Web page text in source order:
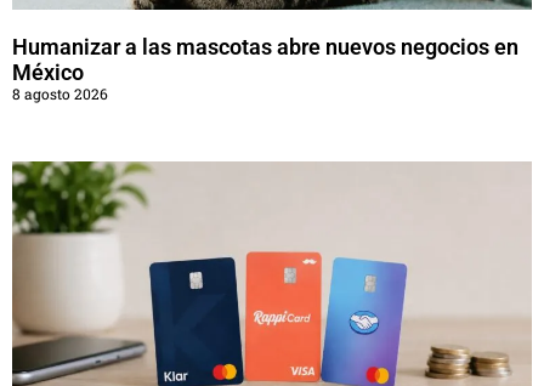
Humanizar a las mascotas abre nuevos negocios en
México
8 agosto 2026